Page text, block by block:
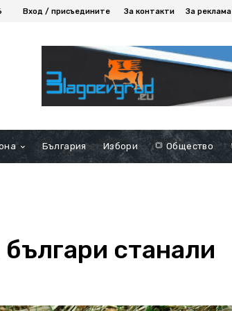
Вход / присъедините За контакти За реклама
България Избори Общество
станали